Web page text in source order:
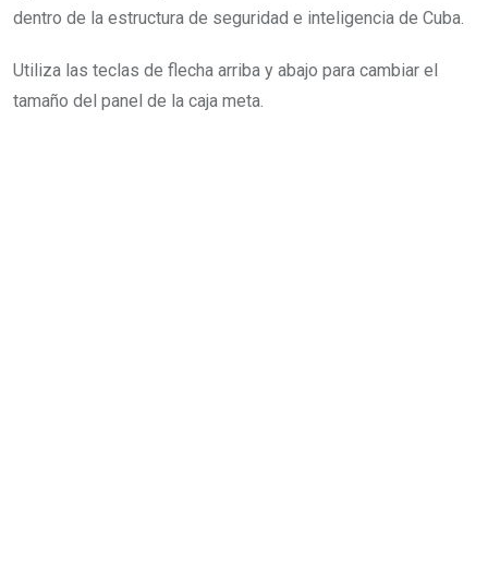
dentro de la estructura de seguridad e inteligencia de Cuba.
Utiliza las teclas de flecha arriba y abajo para cambiar el
tamaño del panel de la caja meta.